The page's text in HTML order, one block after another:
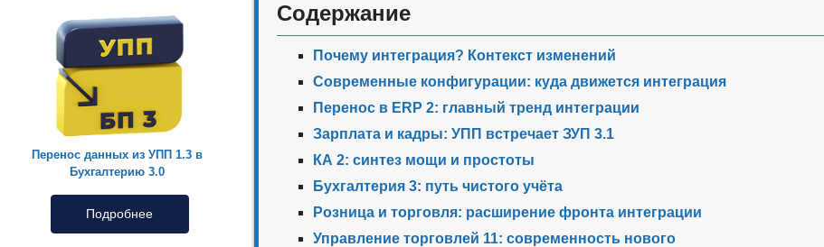
Перенос данных из УПП 1.3 в
Бухгалтерию 3.0
Подробнее
Содержание
Почему интеграция? Контекст изменений
Современные конфигурации: куда движется интеграция
Перенос в ERP 2: главный тренд интеграции
Зарплата и кадры: УПП встречает ЗУП 3.1
КА 2: синтез мощи и простоты
Бухгалтерия 3: путь чистого учёта
Розница и торговля: расширение фронта интеграции
Управление торговлей 11: современность нового